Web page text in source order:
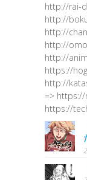
http://rai-
http://
http://
http://
http://
https://
http://
=> https://
https://